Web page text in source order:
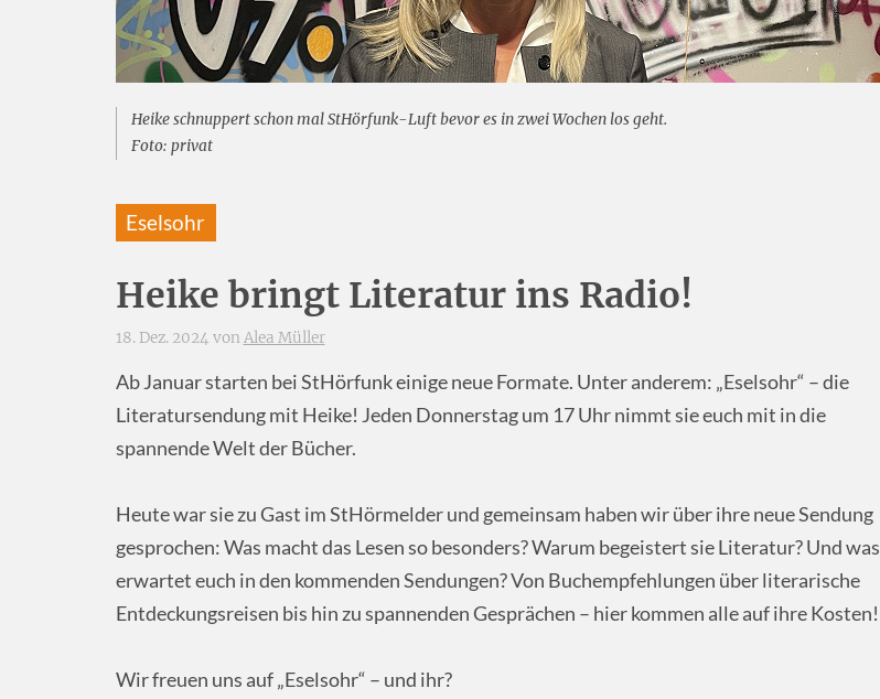
Heike schnuppert schon mal StHörfunk-Luft bevor es in zwei Wochen los geht.
Foto: privat
Eselsohr
Heike bringt Literatur ins Radio!
18. Dez. 2024 von Alea Müller
Ab Januar starten bei StHörfunk einige neue Formate. Unter anderem: „Eselsohr“ – die
Literatursendung mit Heike! Jeden Donnerstag um 17 Uhr nimmt sie euch mit in die
spannende Welt der Bücher.
Heute war sie zu Gast im StHörmelder und gemeinsam haben wir über ihre neue Sendung
gesprochen: Was macht das Lesen so besonders? Warum begeistert sie Literatur? Und was
erwartet euch in den kommenden Sendungen? Von Buchempfehlungen über literarische
Entdeckungsreisen bis hin zu spannenden Gesprächen – hier kommen alle auf ihre Kosten!
Wir freuen uns auf „Eselsohr“ – und ihr?